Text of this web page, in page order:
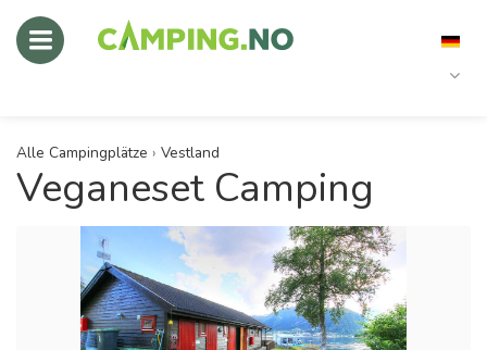
Alle Campingplätze › Vestland
Veganeset Camping